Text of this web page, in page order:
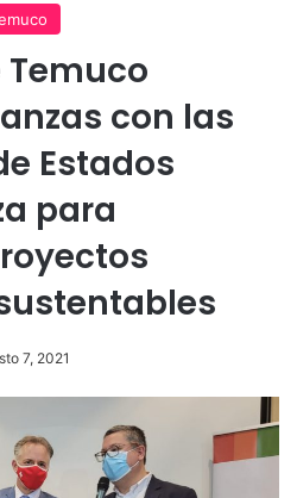
con las
Estados
para
7, 2021